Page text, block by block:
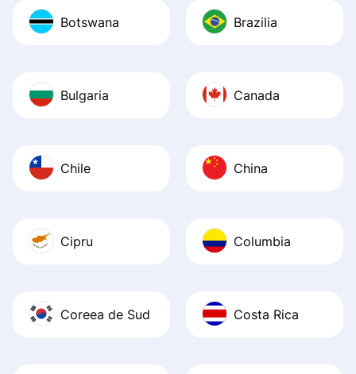
Botswana Brazilia
Bulgaria Canada
Chile China
Cipru Columbia
Coreea de Sud Costa Rica